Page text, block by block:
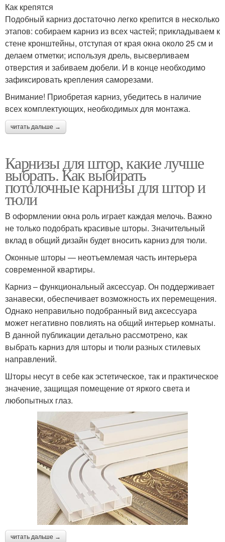
Как крепятся
Подобный карниз достаточно легко крепится в несколько
этапов: собираем карниз из всех частей; прикладываем к
стене кронштейны, отступая от края окна около 25 см и
делаем отметки; используя дрель, высверливаем
отверстия и забиваем дюбели. И в конце необходимо
зафиксировать крепления саморезами.
Внимание! Приобретая карниз, убедитесь в наличие
всех комплектующих, необходимых для монтажа.
читать дальше →
Карнизы для штор, какие лучше
выбрать. Как выбирать
потолочные карнизы для штор и
тюли
В оформлении окна роль играет каждая мелочь. Важно
не только подобрать красивые шторы. Значительный
вклад в общий дизайн будет вносить карниз для тюли.
Оконные шторы — неотъемлемая часть интерьера
современной квартиры.
Карниз – функциональный аксессуар. Он поддерживает
занавески, обеспечивает возможность их перемещения.
Однако неправильно подобранный вид аксессуара
может негативно повлиять на общий интерьер комнаты.
В данной публикации детально рассмотрено, как
выбрать карниз для шторы и тюли разных стилевых
направлений.
Шторы несут в себе как эстетическое, так и практическое
значение, защищая помещение от яркого света и
любопытных глаз.
читать дальше →